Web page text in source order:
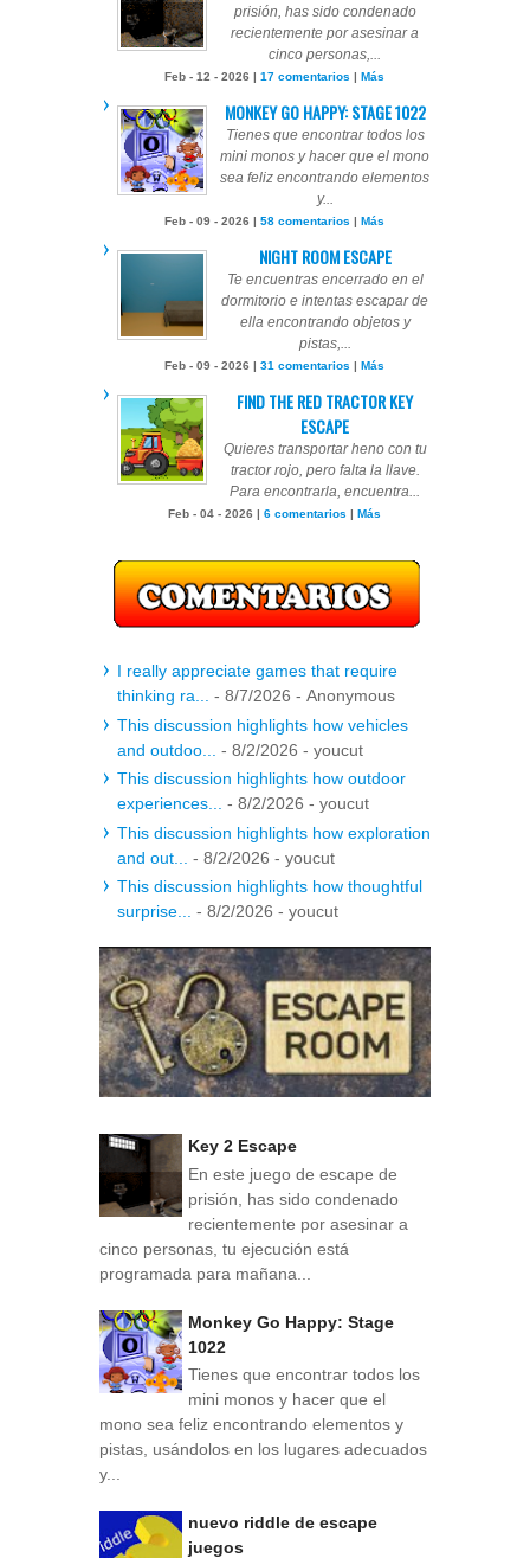
prisión, has sido condenado
recientemente por asesinar a
cinco personas,...
Feb - 12 - 2026 | 17 comentarios | Más
MONKEY GO HAPPY: STAGE 1022
Tienes que encontrar todos los
mini monos y hacer que el mono
sea feliz encontrando elementos
y...
Feb - 09 - 2026 | 58 comentarios | Más
NIGHT ROOM ESCAPE
Te encuentras encerrado en el
dormitorio e intentas escapar de
ella encontrando objetos y
pistas,...
Feb - 09 - 2026 | 31 comentarios | Más
FIND THE RED TRACTOR KEY
ESCAPE
Quieres transportar heno con tu
tractor rojo, pero falta la llave.
Para encontrarla, encuentra...
Feb - 04 - 2026 | 6 comentarios | Más
I really appreciate games that require
thinking ra... - 8/7/2026 - Anonymous
This discussion highlights how vehicles
and outdoo...
- 8/2/2026 - youcut
This discussion highlights how outdoor
experiences... - 8/2/2026 - youcut
This discussion highlights how exploration
and out...
- 8/2/2026 - youcut
This discussion highlights how thoughtful
surprise... - 8/2/2026 - youcut
Key 2 Escape
En este juego de escape de
prisión, has sido condenado
recientemente por asesinar a
cinco personas, tu ejecución está
programada para mañana...
Monkey Go Happy: Stage
1022
Tienes que encontrar todos los
mini monos y hacer que el
mono sea feliz encontrando elementos y
pistas, usándolos en los lugares adecuados
y...
nuevo riddle de escape
juegos